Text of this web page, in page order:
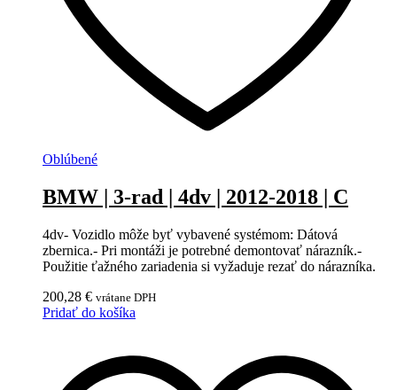
Oblúbené
BMW | 3-rad | 4dv | 2012-2018 | C
4dv- Vozidlo môže byť vybavené systémom: Dátová
zbernica.- Pri montáži je potrebné demontovať nárazník.-
Použitie ťažného zariadenia si vyžaduje rezať do nárazníka.
200,28 € vrátane DPH
Pridať do košíka